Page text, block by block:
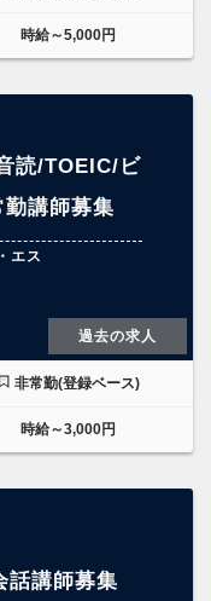
時給～5,000円
読/TOEIC/ビ
講師募集
エス
過去の求人
非常勤(登録ベース)
時給～3,000円
話講師募集